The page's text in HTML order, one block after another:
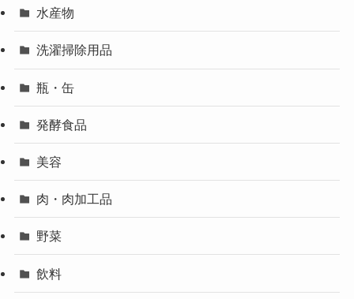
水産物
洗濯掃除用品
瓶・缶
発酵食品
美容
肉・肉加工品
野菜
飲料